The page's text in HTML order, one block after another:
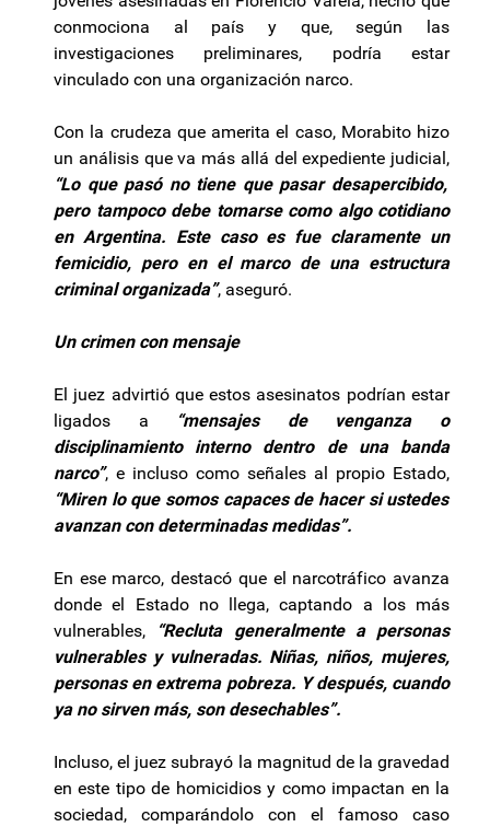
conmociona al país y que, según las
investigaciones preliminares, podría estar
vinculado con una organización narco.
Con la crudeza que amerita el caso, Morabito hizo
un análisis que va más allá del expediente judicial,
“Lo que pasó no tiene que pasar desapercibido,
pero tampoco debe tomarse como algo cotidiano
en Argentina. Este caso es fue claramente un
femicidio, pero en el marco de una estructura
criminal organizada”, aseguró.
Un crimen con mensaje
El juez advirtió que estos asesinatos podrían estar
ligados a
“mensajes de venganza o
disciplinamiento interno dentro de una banda
narco”, e incluso como señales al propio Estado,
“Miren lo que somos capaces de hacer si ustedes
avanzan con determinadas medidas”.
En ese marco, destacó que el narcotráfico avanza
donde el Estado no llega, captando a los más
vulnerables,
“Recluta generalmente a personas
vulnerables y vulneradas. Niñas, niños, mujeres,
personas en extrema pobreza. Y después, cuando
ya no sirven más, son desechables”.
Incluso, el juez subrayó la magnitud de la gravedad
en este tipo de homicidios y como impactan en la
sociedad, comparándolo con el famoso caso